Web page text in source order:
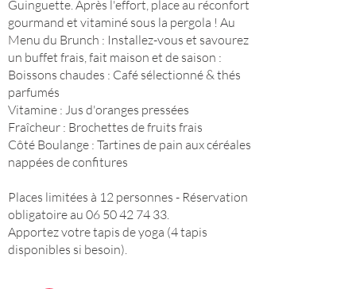
Guinguette. Après l'effort, place au réconfort
gourmand et vitaminé sous la pergola ! Au
Menu du Brunch : Installez-vous et savourez
un buffet frais, fait maison et de saison :
Boissons chaudes : Café sélectionné & thés
parfumés
Vitamine : Jus d'oranges pressées
Fraîcheur : Brochettes de fruits frais
Côté Boulange : Tartines de pain aux céréales
nappées de confitures
Places limitées à 12 personnes - Réservation
obligatoire au 06 50 42 74 33.
Apportez votre tapis de yoga (4 tapis
disponibles si besoin).